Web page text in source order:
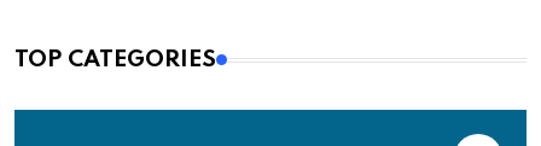
TOP CATEGORIES